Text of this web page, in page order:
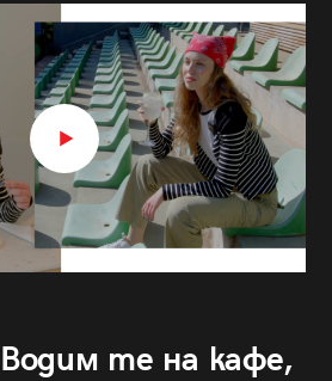
те на кафе,